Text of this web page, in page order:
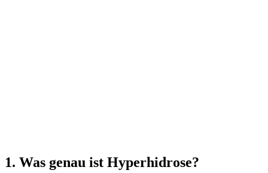
1. Was genau ist Hyperhidrose?